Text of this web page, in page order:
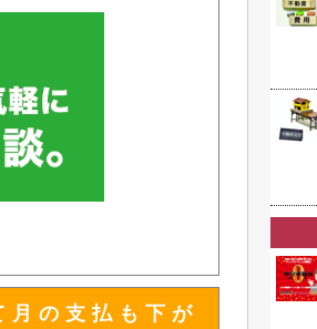
月の支払も下が